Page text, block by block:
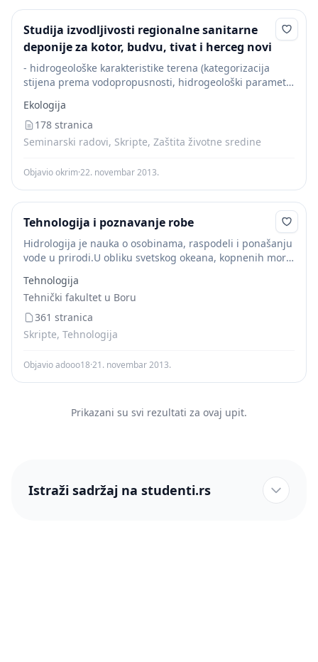
Studija izvodljivosti regionalne sanitarne
deponije za kotor, budvu, tivat i herceg novi
- hidrogeološke karakteristike terena (kategorizacija
stijena prema vodopropusnosti, hidrogeološki parametri
odnosi površinskih i podzemnih voda, filtracione
karakteristike HG kolektora i nadizdanske zone, hemizam
podzemnih...
Ekologija
178 stranica
Seminarski radovi, Skripte, Zaštita životne sredine
Objavio okrim·22. novembar 2013.
Tehnologija i poznavanje robe
Hidrologija je nauka o osobinama, raspodeli i ponašanju
vode u prirodi.U obliku svetskog okeana, kopnenih mora,
površine planete.MeĊutim, iz brojnih razloga,...
Tehnologija
Tehnički fakultet u Boru
361 stranica
Skripte, Tehnologija
Objavio adooo18·21. novembar 2013.
Prikazani su svi rezultati za ovaj upit.
Istraži sadržaj na studenti.rs